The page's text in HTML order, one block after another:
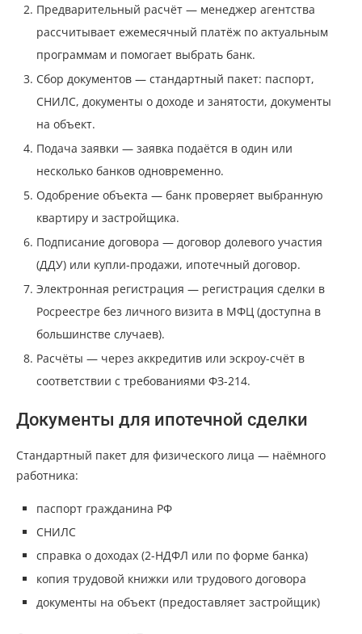
Предварительный расчёт — менеджер агентства
рассчитывает ежемесячный платёж по актуальным
программам и помогает выбрать банк.
Сбор документов — стандартный пакет: паспорт,
СНИЛС, документы о доходе и занятости, документы
на объект.
Подача заявки — заявка подаётся в один или
несколько банков одновременно.
Одобрение объекта — банк проверяет выбранную
квартиру и застройщика.
Подписание договора — договор долевого участия
(ДДУ) или купли-продажи, ипотечный договор.
Электронная регистрация — регистрация сделки в
Росреестре без личного визита в МФЦ (доступна в
большинстве случаев).
Расчёты — через аккредитив или эскроу-счёт в
соответствии с требованиями ФЗ-214.
Документы для ипотечной сделки
Стандартный пакет для физического лица — наёмного
работника:
паспорт гражданина РФ
СНИЛС
справка о доходах (2-НДФЛ или по форме банка)
копия трудовой книжки или трудового договора
документы на объект (предоставляет застройщик)